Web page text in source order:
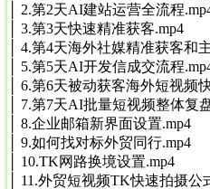
│ 2.第2天AI建站运营全流程
│ 3.第3天快速精准获客.mp4
│ 4.第4天海外社媒精准获客和
│ 5.第5天AI开发信成交流程
│ 6.第6天被动获客海外短视频
│ 7.第7天AI批量短视频整体复
│ 8.企业邮箱新界面设置.mp4
│ 9.如何找对标外贸同行.mp4
│ 10.TK网路换境设置.mp4
│ 11.外贸短视频TK快速拍摄公